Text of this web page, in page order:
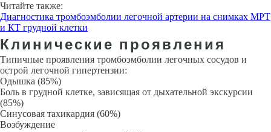
Читайте также:
Диагностика тромбоэмболии легочной артерии на снимках МРТ
и КТ грудной клетки
Клинические проявления
Типичные проявления тромбоэмболии легочных сосудов и
острой легочной гипертензии:
Одышка (85%)
Боль в грудной клетке, зависящая от дыхательной экс­курсии
(85%)
Синусовая тахикардия (60%)
Возбуждение